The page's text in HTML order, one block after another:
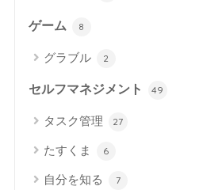
ゲーム 8
グラブル 2
セルフマネジメント 49
タスク管理 27
たすくま 6
自分を知る 7